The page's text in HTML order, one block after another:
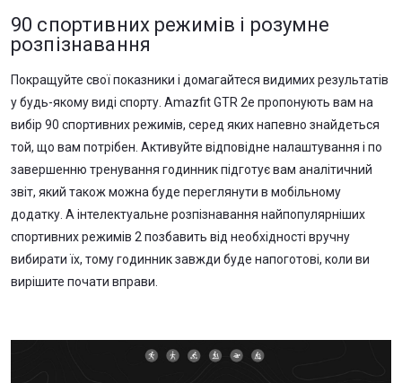
90 спортивних режимів і розумне
розпізнавання
Покращуйте свої показники і домагайтеся видимих результатів
у будь-якому виді спорту. Amazfit GTR 2е пропонують вам на
вибір 90 спортивних режимів, серед яких напевно знайдеться
той, що вам потрібен. Активуйте відповідне налаштування і по
завершенню тренування годинник підготує вам аналітичний
звіт, який також можна буде переглянути в мобільному
додатку. А інтелектуальне розпізнавання найпопулярніших
спортивних режимів 2 позбавить від необхідності вручну
вибирати їх, тому годинник завжди буде напоготові, коли ви
вирішите почати вправи.